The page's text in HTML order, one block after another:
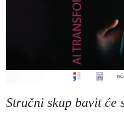
Stručni skup bavit će